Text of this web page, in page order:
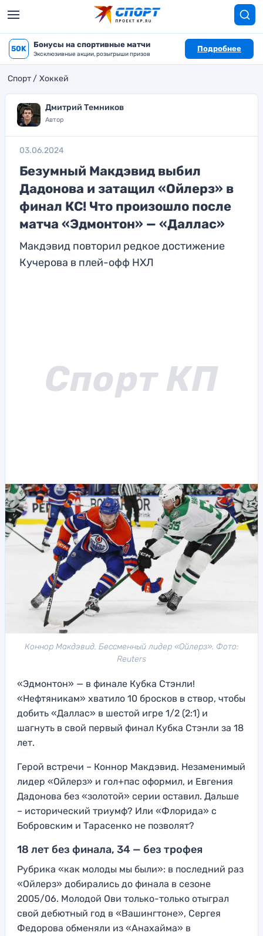
50K Бонусы на спортивные матчи
Эксклюзивные акции, розыгрыши призов
Подробнее
Спорт Хоккей
Дмитрий Темников
Автор
03.06.2024
Безумный Макдэвид выбил
Дадонова и затащил «Ойлерз» в
финал КС! Что произошло после
матча «Эдмонтон» — «Даллас»
Макдэвид повторил редкое достижение
Кучерова в плей-офф НХЛ
Коннор Макдэвид. Бессменный лидер «Ойлерз». Фото:
Reuters
«Эдмонтон» — в финале Кубка Стэнли!
«Нефтяникам» хватило 10 бросков в створ, чтобы
добить «Даллас» в шестой игре 1/2 (2:1) и
шагнуть в свой первый финал Кубка Стэнли за 18
лет.
Герой встречи – Коннор Макдэвид. Незаменимый
лидер «Ойлерз» и гол+пас оформил, и Евгения
Дадонова без «золотой» серии оставил. Дальше
– исторический триумф? Или «Флорида» с
Бобровским и Тарасенко не позволят?
18 лет без финала, 34 — без трофея
Рубрика «как молоды мы были»: в последний раз
«Ойлерз» добирались до финала в сезоне
2005/06. Молодой Ови только-только отыграл
свой дебютный год в «Вашингтоне», Сергея
Федорова обменяли из «Анахайма» в